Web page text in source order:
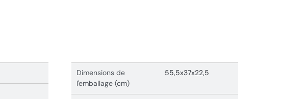
Dimensions de
l'emballage (cm)
55,5x37x22,5